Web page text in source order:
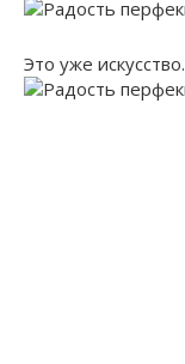
Это уже искусство.